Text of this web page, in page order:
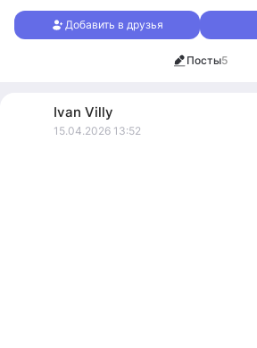
Самые яркие воспоминания
вместе преодолеваем трудности или
плану — именно в такие моменты
Добавить в друзья
Посты5
Ivan Villy
15.04.2026 13:52